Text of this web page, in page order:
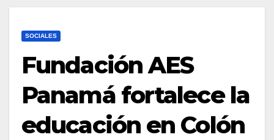
SOCIALES
Fundación AES
Panamá fortalece la
educación en Colón